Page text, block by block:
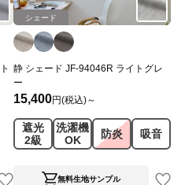
シェード
静 シェード JF-94046R ライトグレ
ー
15,400円(税込)～
遮光
2級
洗濯機
OK
防炎 吸音
無料生地サンプル